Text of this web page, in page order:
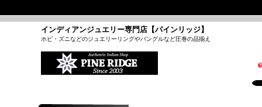
インディアンジュエリー専門店【パインリッジ】
ホピ・ズニなどのジュエリーリングやバングルなど圧巻の品揃え